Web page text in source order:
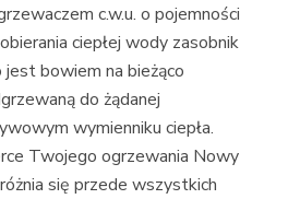
c.w.u. o pojemności
ciepłej wody zasobnik
bowiem na bieżąco
do żądanej
wymienniku ciepła.
Twojego ogrzewania Nowy
się przede wszystkich